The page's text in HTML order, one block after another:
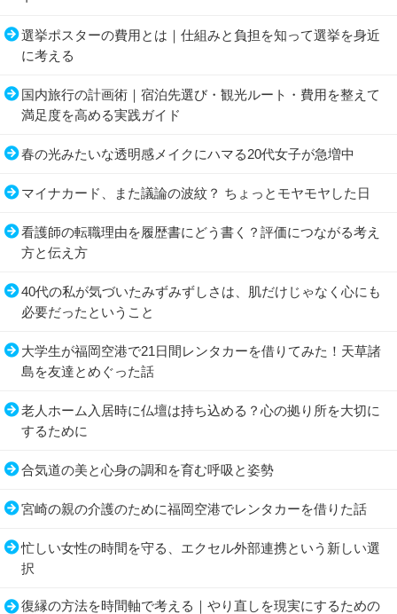
選挙ポスターの費用とは｜仕組みと負担を知って選挙を身近
に考える
国内旅行の計画術｜宿泊先選び・観光ルート・費用を整えて
満足度を高める実践ガイド
春の光みたいな透明感メイクにハマる20代女子が急増中
マイナカード、また議論の波紋？ ちょっとモヤモヤした日
看護師の転職理由を履歴書にどう書く？評価につながる考え
方と伝え方
40代の私が気づいたみずみずしさは、肌だけじゃなく心にも
必要だったということ
大学生が福岡空港で21日間レンタカーを借りてみた！天草諸
島を友達とめぐった話
老人ホーム入居時に仏壇は持ち込める？心の拠り所を大切に
するために
合気道の美と心身の調和を育む呼吸と姿勢
宮崎の親の介護のために福岡空港でレンタカーを借りた話
忙しい女性の時間を守る、エクセル外部連携という新しい選
択
復縁の方法を時間軸で考える｜やり直しを現実にするための